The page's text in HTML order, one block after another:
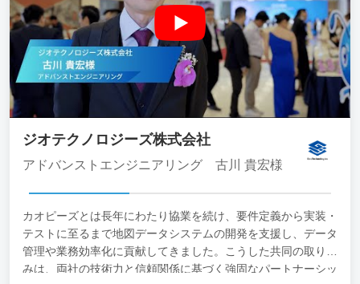
ジオテクノロジーズ株式会社
アドバンストエンジニアリング 古川 貴宏様
カオピーズとは長年にわたり協業を続け、要件定義から実装・
テストに至るまで地図データシステムの開発を支援し、データ
管理や業務効率化に貢献してきました。こうした共同の取り組
みは、両社の技術力と信頼関係に基づく強固なパートナーシッ